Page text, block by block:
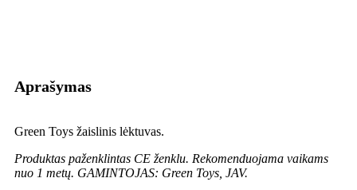
Aprašymas
Green Toys žaislinis lėktuvas.
Produktas paženklintas CE ženklu. Rekomenduojama vaikams
nuo 1 metų. GAMINTOJAS: Green Toys, JAV.